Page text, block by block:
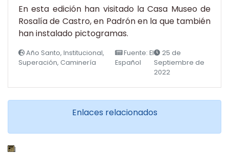
En esta edición han visitado la Casa Museo de
Rosalía de Castro, en Padrón en la que también
han instalado pictogramas.
Año Santo, Institucional,
Superación, Caminería
Fuente: El
Español
25 de
Septiembre de
2022
Enlaces relacionados